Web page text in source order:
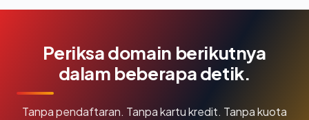
Periksa domain berikutnya
dalam beberapa detik.
Tanpa pendaftaran. Tanpa kartu kredit. Tanpa kuota